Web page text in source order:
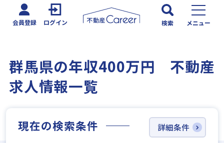
会員登録 ログイン 検索 メニュー
群馬県の年収400万円 不動産
求人情報一覧
現在の検索条件 詳細条件